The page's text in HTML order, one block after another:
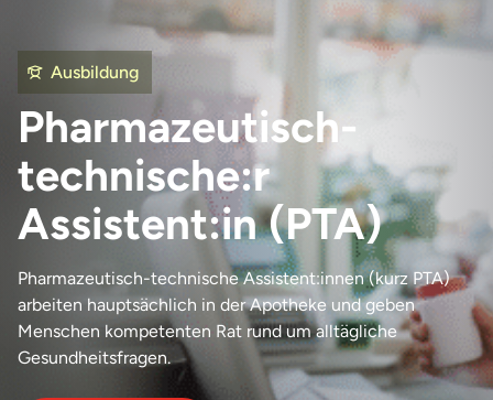
Ausbildung
Pharmazeutisch-
technische:r
Assistent:in (PTA)
Pharmazeutisch-technische Assistent:innen (kurz PTA)
arbeiten hauptsächlich in der Apotheke und geben
Menschen kompetenten Rat rund um alltägliche
Gesundheitsfragen.